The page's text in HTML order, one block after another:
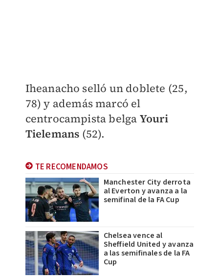
Iheanacho selló un doblete (25,
78) y además marcó el
centrocampista belga Youri
Tielemans (52).
TE RECOMENDAMOS
Manchester City derrota
al Everton y avanza a la
semifinal de la FA Cup
Chelsea vence al
Sheffield United y avanza
a las semifinales de la FA
Cup